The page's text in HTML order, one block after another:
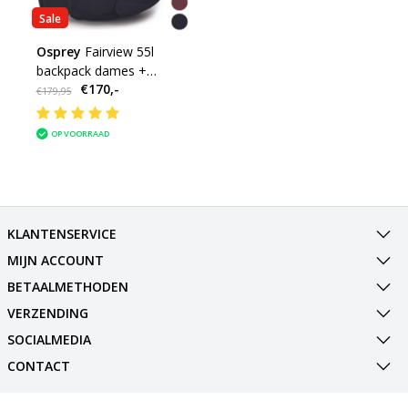
Sale
Osprey Fairview 55l
backpack dames +
daypack travelpack
€179,95 €170,-
OP VOORRAAD
KLANTENSERVICE
MIJN ACCOUNT
BETAALMETHODEN
VERZENDING
SOCIALMEDIA
CONTACT